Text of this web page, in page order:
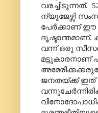
വരച്ചിടുന്നത്.
ന്യൂജേഴ്സി
പേർക്കാണ് ഈ
ദൃഷ്ടാന്തമാണ്.
വന്ന് ഒരു
മട്ടുകാരനാണ്
ജനതയ്ക്ക് ഇത്